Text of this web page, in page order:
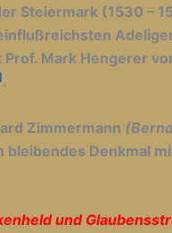
Steiermark (1530 –
Mark Hengerer
.
Zimmermann
Denkmal
und